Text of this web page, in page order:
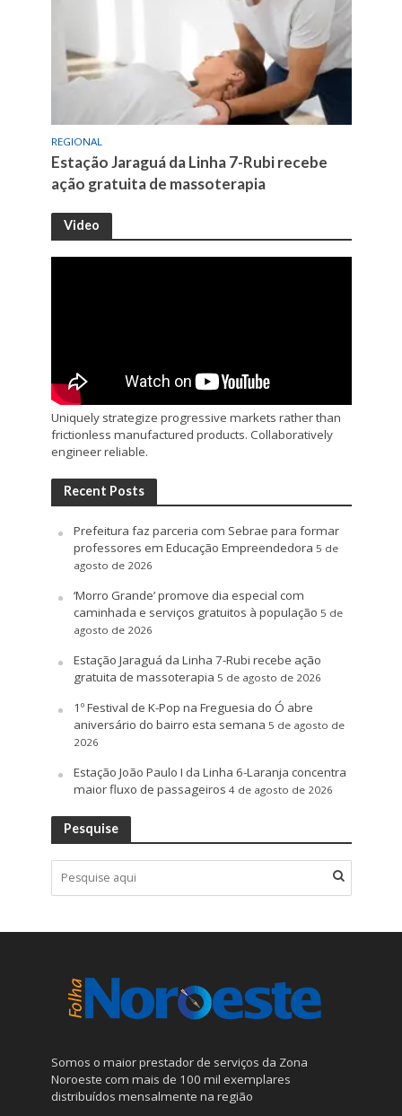
REGIONAL
Estação Jaraguá da Linha 7-Rubi recebe
ação gratuita de massoterapia
Video
Uniquely strategize progressive markets rather than
frictionless manufactured products. Collaboratively
engineer reliable.
Recent Posts
Prefeitura faz parceria com Sebrae para formar
professores em Educação Empreendedora 5 de
agosto de 2026
‘Morro Grande’ promove dia especial com
caminhada e serviços gratuitos à população 5 de
agosto de 2026
Estação Jaraguá da Linha 7-Rubi recebe ação
gratuita de massoterapia 5 de agosto de 2026
1º Festival de K-Pop na Freguesia do Ó abre
aniversário do bairro esta semana 5 de agosto de
2026
Estação João Paulo I da Linha 6-Laranja concentra
maior fluxo de passageiros 4 de agosto de 2026
Pesquise
Somos o maior prestador de serviços da Zona
Noroeste com mais de 100 mil exemplares
distribuídos mensalmente na região